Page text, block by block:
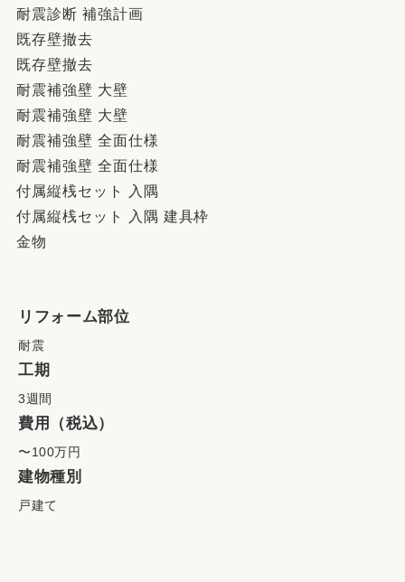
耐震診断 補強計画
既存壁撤去
既存壁撤去
耐震補強壁 大壁
耐震補強壁 大壁
耐震補強壁 全面仕様
耐震補強壁 全面仕様
付属縦桟セット 入隅
付属縦桟セット 入隅 建具枠
金物
リフォーム部位
耐震
工期
3週間
費用（税込）
〜100万円
建物種別
戸建て